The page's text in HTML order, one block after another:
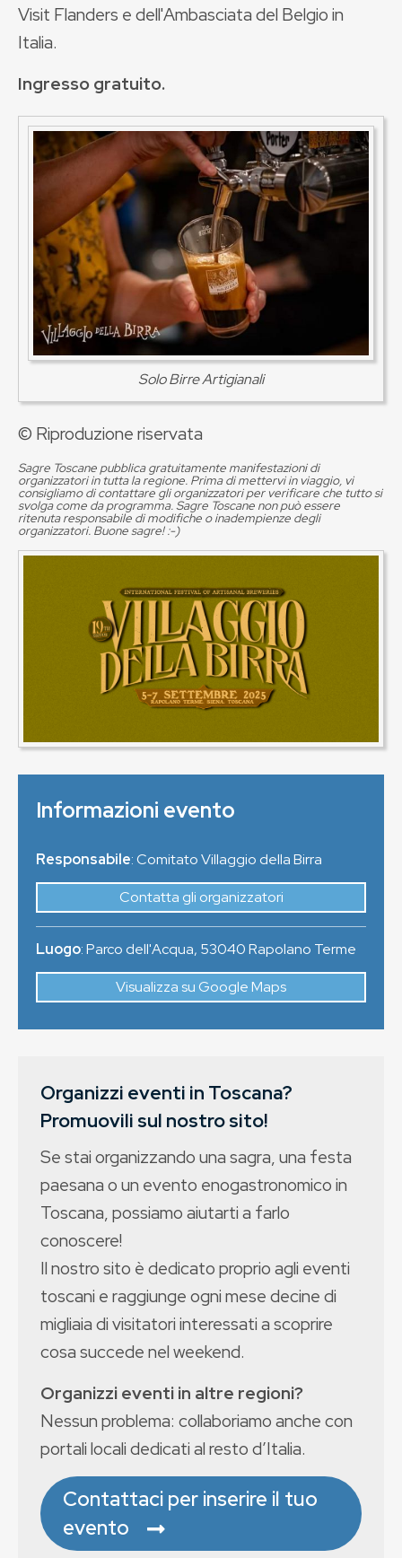
Visit Flanders e dell'Ambasciata del Belgio in
Italia.
Ingresso gratuito.
Solo Birre Artigianali
© Riproduzione riservata
Sagre Toscane pubblica gratuitamente manifestazioni di
organizzatori in tutta la regione. Prima di mettervi in viaggio, vi
consigliamo di contattare gli organizzatori per verificare che tutto si
svolga come da programma. Sagre Toscane non può essere
ritenuta responsabile di modifiche o inadempienze degli
organizzatori. Buone sagre! :-)
Informazioni evento
Responsabile: Comitato Villaggio della Birra
Contatta gli organizzatori
Luogo:Parco dell'Acqua, 53040Rapolano Terme
Visualizza su Google Maps
Organizzi eventi in Toscana?
Promuovili sul nostro sito!
Se stai organizzando una sagra, una festa
paesana o un evento enogastronomico in
Toscana, possiamo aiutarti a farlo
conoscere!
Il nostro sito è dedicato proprio agli eventi
toscani e raggiunge ogni mese decine di
migliaia di visitatori interessati a scoprire
cosa succede nel weekend.
Organizzi eventi in altre regioni?
Nessun problema: collaboriamo anche con
portali locali dedicati al resto d’Italia.
Contattaci per inserire il tuo
evento